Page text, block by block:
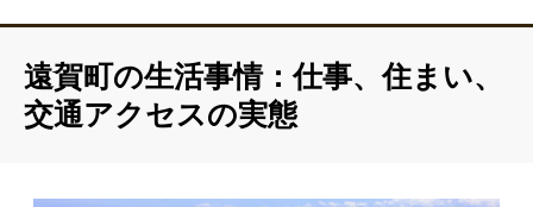
遠賀町の生活事情：仕事、住まい、
交通アクセスの実態